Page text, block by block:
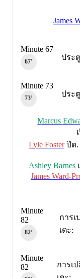
James
ประ
Minute 67
67‎’‎
ประ
Minute 73
73‎’‎
Marcus
Lyle Fosterปิด.
Ashley Barnes
James Ward-
การ
เตะ:
Minute
82
82‎’‎
การเ
Minute
82